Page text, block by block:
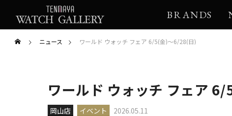
BRANDS
ニュース ワールド ウォッチ フェア 6/5(金)～6/28(日)
ワールド ウォッチ フェア
岡山店 イベント 2026.05.11